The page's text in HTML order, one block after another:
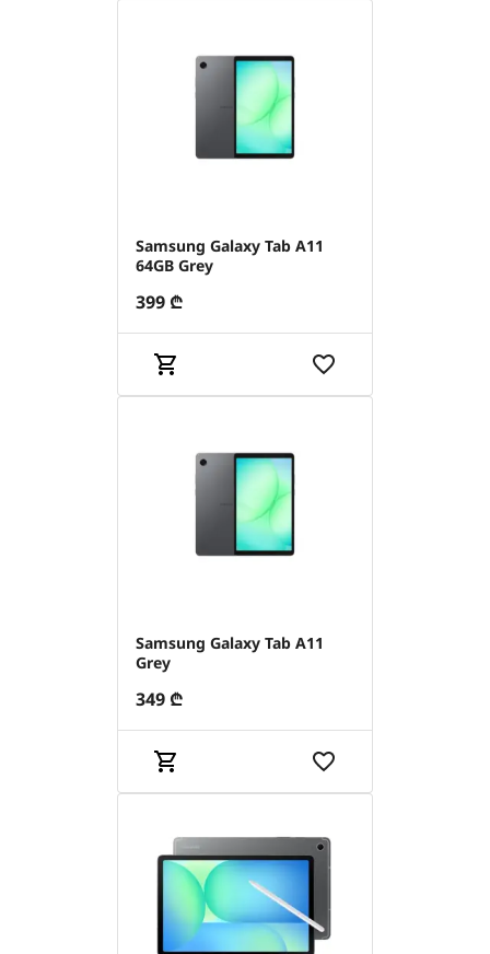
Samsung Galaxy Tab A11
64GB Grey
399 ₾
Samsung Galaxy Tab A11
Grey
349 ₾